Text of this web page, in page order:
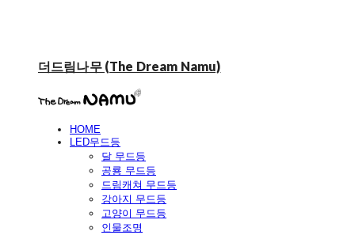
더드림나무 (The Dream Namu)
HOME
LED무드등
달 무드등
공룡 무드등
드림캐쳐 무드등
강아지 무드등
고양이 무드등
인물조명